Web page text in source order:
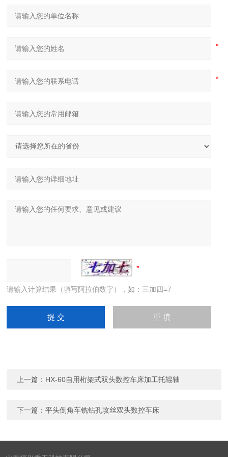
请输入计算结果（填写阿拉伯数字），如：三加四=7
上一篇： HX-60自用桁架式双头数控车床加工托辊轴
下一篇：平头倒角车铣钻孔攻丝双头数控车床